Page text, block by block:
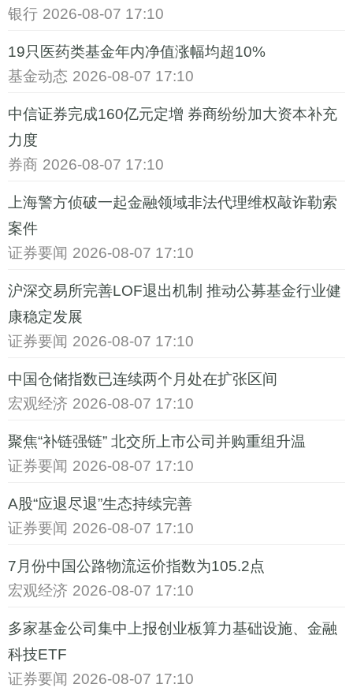
银行 2026-08-07 17:10
19只医药类基金年内净值涨幅均超10%
基金动态 2026-08-07 17:10
中信证券完成160亿元定增 券商纷纷加大资本补充
力度
券商 2026-08-07 17:10
上海警方侦破一起金融领域非法代理维权敲诈勒索
案件
证券要闻 2026-08-07 17:10
沪深交易所完善LOF退出机制 推动公募基金行业健
康稳定发展
证券要闻 2026-08-07 17:10
中国仓储指数已连续两个月处在扩张区间
宏观经济 2026-08-07 17:10
聚焦“补链强链” 北交所上市公司并购重组升温
证券要闻 2026-08-07 17:10
A股“应退尽退”生态持续完善
证券要闻 2026-08-07 17:10
7月份中国公路物流运价指数为105.2点
宏观经济 2026-08-07 17:10
多家基金公司集中上报创业板算力基础设施、金融
科技ETF
证券要闻 2026-08-07 17:10